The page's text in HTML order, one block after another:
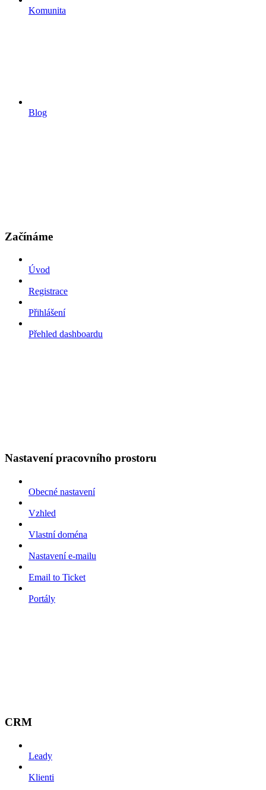
Komunita
Blog
Začínáme
Úvod
Registrace
Přihlášení
Přehled dashboardu
Nastavení pracovního prostoru
Obecné nastavení
Vzhled
Vlastní doména
Nastavení e-mailu
Email to Ticket
Portály
CRM
Leady
Klienti